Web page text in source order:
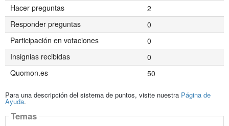
Hacer preguntas
2
Responder preguntas
0
Participación en votaciones
0
Insignias recibidas
0
Quomon.es
50
Para una descripción del sistema de puntos, visite nuestra Página de
Ayuda.
Temas